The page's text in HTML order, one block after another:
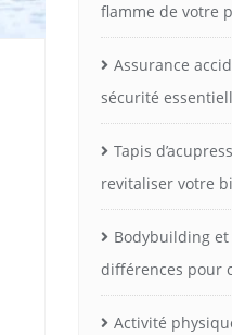
flamme de votre
Assurance
sécurité
Tapis
revitaliser votre
Bodybuilding
différences pour
Activité